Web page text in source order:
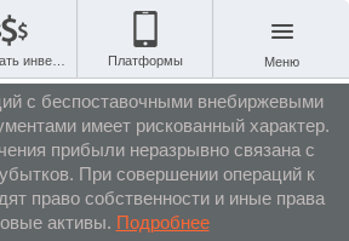
с беспоставочными внебиржевыми
имеет рискованный характер.
прибыли неразрывно связана с
При совершении операций к
право собственности и иные права
активы. Подробнее
Платформы Меню